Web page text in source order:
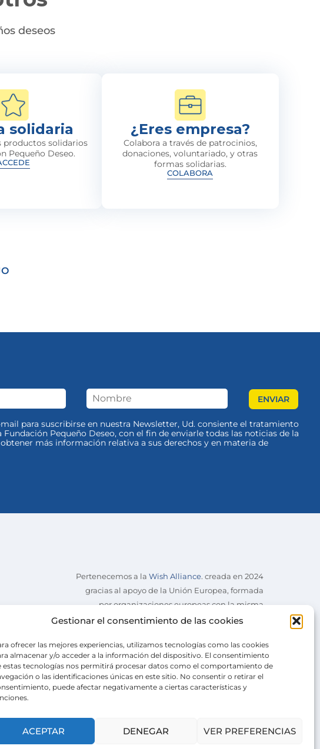
Gestionar el consentimiento de las cookies
ofrecer las mejores experiencias, utilizamos tecnologías como las cookies
almacenar y/o acceder a la información del dispositivo. El consentimiento
estas tecnologías nos permitirá procesar datos como el comportamiento de
o las identificaciones únicas en este sitio. No consentir o retirar el
puede afectar negativamente a ciertas características y
ACEPTAR DENEGAR VER PREFERENCIAS
deseos
solidaria
productos solidarios
Pequeño Deseo.
¿Eres empresa?
Colabora a través de patrocinios,
donaciones, voluntariado, y otras
formas solidarias.
COLABORA
para suscribirse en nuestra Newsletter, Ud. consiente el tratamiento
Fundación Pequeño Deseo, con el fin de enviarle todas las noticias de la
más información relativa a sus derechos y en materia de
Pertenecemos a la Wish Alliance. creada en 2024
gracias al apoyo de la Unión Europea, formada
por organizaciones europeas con la misma
misión.